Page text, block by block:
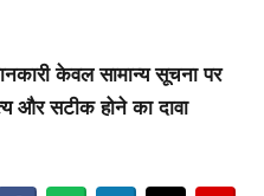
केवल सामान्य सूचना पर
और सटीक होने का दावा